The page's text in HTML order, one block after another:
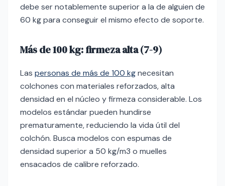
debe ser notablemente superior a la de alguien de
60 kg para conseguir el mismo efecto de soporte.
Más de 100 kg: firmeza alta (7-9)
Las personas de más de 100 kgnecesitan
colchones con materiales reforzados, alta
densidad en el núcleo y firmeza considerable. Los
modelos estándar pueden hundirse
prematuramente, reduciendo la vida útil del
colchón. Busca modelos con espumas de
densidad superior a 50 kg/m3 o muelles
ensacados de calibre reforzado.